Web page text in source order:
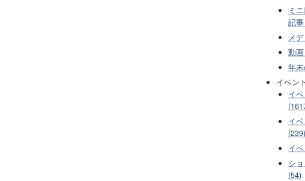
ミ
記
メ
動
年
イベン
イ
イ
(239)
イ
シ
(54)